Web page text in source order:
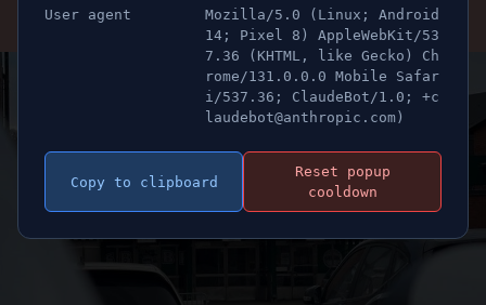
Publicerad 12 februari 2023 14:04
User agent
Mozilla/5.0 (Linux; Android
14; Pixel 8) AppleWebKit/53
7.36 (KHTML, like Gecko) Ch
rome/131.0.0.0 Mobile Safar
i/537.36; ClaudeBot/1.0; +c
laudebot@anthropic.com)
Copy to clipboard
Reset popup
cooldown